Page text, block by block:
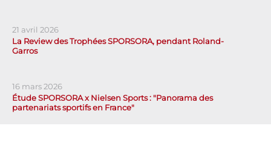
21 avril 2026
La Review des Trophées SPORSORA, pendant Roland-
Garros
16 mars 2026
Étude SPORSORA x Nielsen Sports : "Panorama des
partenariats sportifs en France"